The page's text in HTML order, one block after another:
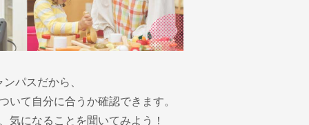
パスだから、
いて自分に合うか確認できます。
気になることを聞いてみよう！